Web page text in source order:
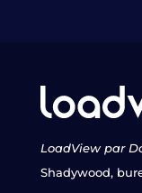
LoadView par
Shadywood,